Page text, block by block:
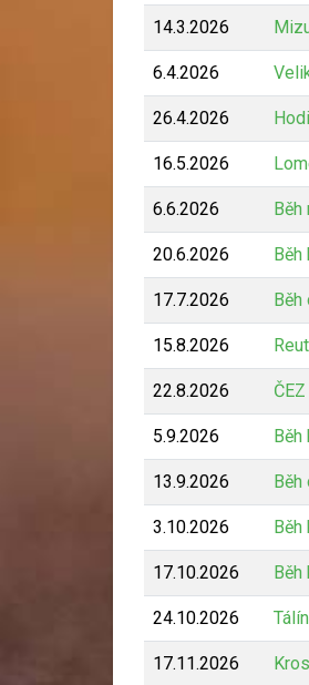
14.3.2026
6.4.2026
26.4.2026
16.5.2026
6.6.2026 Běh
20.6.2026
17.7.2026 Běh
15.8.2026
22.8.2026
5.9.2026 Běh
13.9.2026 Běh
3.10.2026 Běh
17.10.2026
24.10.2026
17.11.2026